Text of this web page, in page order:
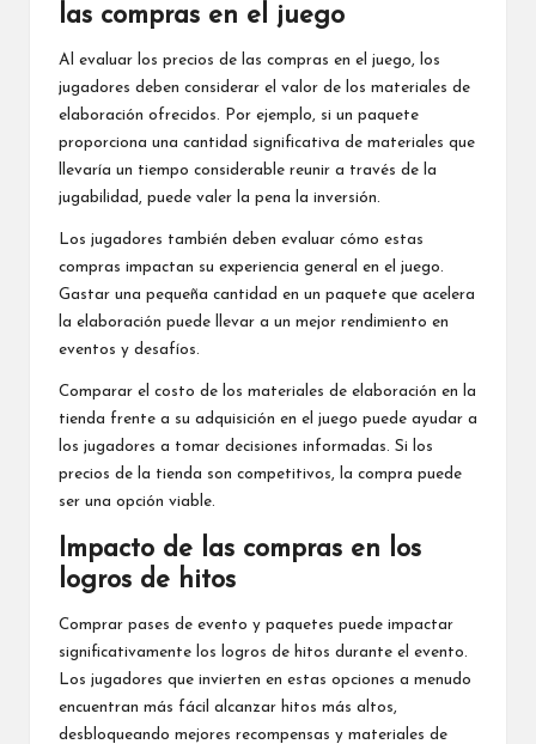
las compras en el juego
Al evaluar los precios de las compras en el juego, los
jugadores deben considerar el valor de los materiales de
elaboración ofrecidos. Por ejemplo, si un paquete
proporciona una cantidad significativa de materiales que
llevaría un tiempo considerable reunir a través de la
jugabilidad, puede valer la pena la inversión.
Los jugadores también deben evaluar cómo estas
compras impactan su experiencia general en el juego.
Gastar una pequeña cantidad en un paquete que acelera
la elaboración puede llevar a un mejor rendimiento en
eventos y desafíos.
Comparar el costo de los materiales de elaboración en la
tienda frente a su adquisición en el juego puede ayudar a
los jugadores a tomar decisiones informadas. Si los
precios de la tienda son competitivos, la compra puede
ser una opción viable.
Impacto de las compras en los
logros de hitos
Comprar pases de evento y paquetes puede impactar
significativamente los logros de hitos durante el evento.
Los jugadores que invierten en estas opciones a menudo
encuentran más fácil alcanzar hitos más altos,
desbloqueando mejores recompensas y materiales de